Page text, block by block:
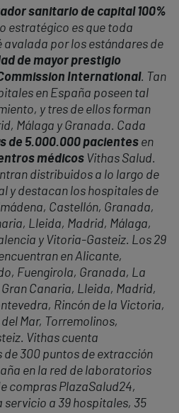
sanitario de capital 100%
estratégico es que toda
por los estándares de
de mayor prestigio
International. Tan
en España poseen tal
y tres de ellos forman
Málaga y Granada. Cada
de 5.000.000 pacientes en
médicos Vithas Salud.
distribuidos a lo largo de
y destacan los hospitales de
Castellón, Granada,
Lleida, Madrid, Málaga,
y Vitoria-Gasteiz. Los 29
en Alicante,
Fuengirola, Granada, La
Canaria, Lleida, Madrid,
Rincón de la Victoria,
Mar, Torremolinos,
Vithas cuenta
300 puntos de extracción
en la red de laboratorios
compras PlazaSalud24,
servicio a 39 hospitales, 35